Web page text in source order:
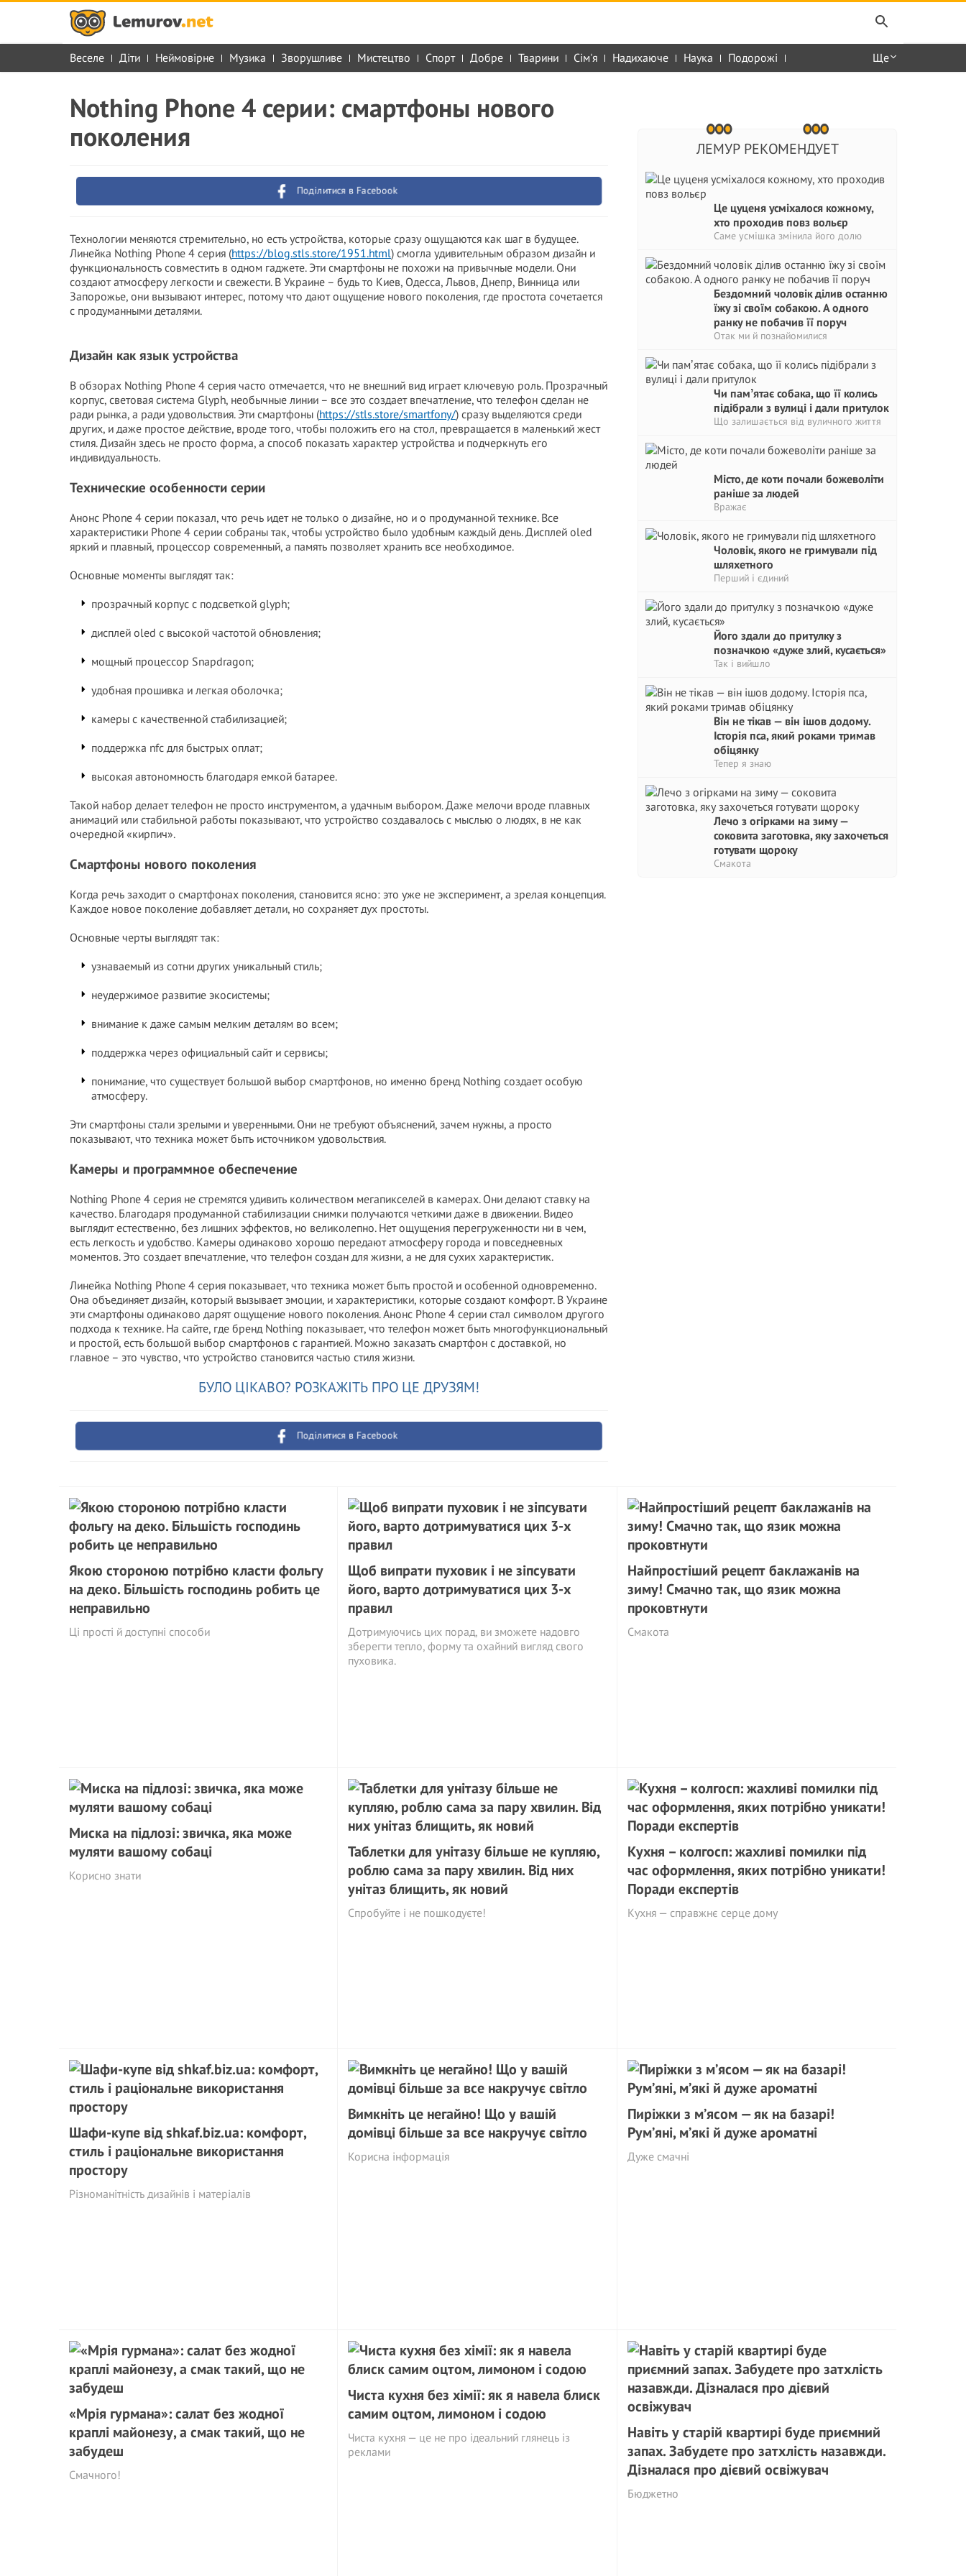
Веселе Діти Неймовірне Музика Зворушливе Мистецтво Спорт Добре Тварини Сім'я Надихаюче Наука Подорожі Ще
ЛЕМУР РЕКОМЕНДУЕТ
Це цуценя усміхалося кожному,
хто проходив повз вольєр
Саме усмішка змінила його долю
Бездомний чоловік ділив останню
їжу зі своїм собакою. А одного
ранку не побачив її поруч
Отак ми й познайомилися
Чи памʼятає собака, що її колись
підібрали з вулиці і дали притулок
Що залишається від вуличного життя
Місто, де коти почали божеволіти
раніше за людей
Вражає
Чоловік, якого не гримували під
шляхетного
Перший і єдиний
Його здали до притулку з
позначкою «дуже злий, кусається»
Так і вийшло
Він не тікав — він ішов додому.
Історія пса, який роками тримав
обіцянку
Тепер я знаю
Лечо з огірками на зиму —
соковита заготовка, яку захочеться
готувати щороку
Смакота
Nothing Phone 4 серии: смартфоны нового
поколения
Поділитися в Facebook
Технологии меняются стремительно, но есть устройства, которые сразу ощущаются как шаг в будущее.
Линейка Nothing Phone 4 серия (https://blog.stls.store/1951.html) смогла удивительным образом дизайн и
функциональность совместить в одном гаджете. Эти смартфоны не похожи на привычные модели. Они
создают атмосферу легкости и свежести. В Украине – будь то Киев, Одесса, Львов, Днепр, Винница или
Запорожье, они вызывают интерес, потому что дают ощущение нового поколения, где простота сочетается
с продуманными деталями.
Дизайн как язык устройства
В обзорах Nothing Phone 4 серия часто отмечается, что не внешний вид играет ключевую роль. Прозрачный
корпус, световая система Glyph, необычные линии – все это создает впечатление, что телефон сделан не
ради рынка, а ради удовольствия. Эти смартфоны (https://stls.store/smartfony/) сразу выделяются среди
других, и даже простое действие, вроде того, чтобы положить его на стол, превращается в маленький жест
стиля. Дизайн здесь не просто форма, а способ показать характер устройства и подчеркнуть его
индивидуальность.
Технические особенности серии
Анонс Phone 4 серии показал, что речь идет не только о дизайне, но и о продуманной технике. Все
характеристики Phone 4 серии собраны так, чтобы устройство было удобным каждый день. Дисплей oled
яркий и плавный, процессор современный, а память позволяет хранить все необходимое.
Основные моменты выглядят так:
прозрачный корпус с подсветкой glyph;
дисплей oled с высокой частотой обновления;
мощный процессор Snapdragon;
удобная прошивка и легкая оболочка;
камеры с качественной стабилизацией;
поддержка nfc для быстрых оплат;
высокая автономность благодаря емкой батарее.
Такой набор делает телефон не просто инструментом, а удачным выбором. Даже мелочи вроде плавных
анимаций или стабильной работы показывают, что устройство создавалось с мыслью о людях, в не как
очередной «кирпич».
Смартфоны нового поколения
Когда речь заходит о смартфонах поколения, становится ясно: это уже не эксперимент, а зрелая концепция.
Каждое новое поколение добавляет детали, но сохраняет дух простоты.
Основные черты выглядят так:
узнаваемый из сотни других уникальный стиль;
неудержимое развитие экосистемы;
внимание к даже самым мелким деталям во всем;
поддержка через официальный сайт и сервисы;
понимание, что существует большой выбор смартфонов, но именно бренд Nothing создает особую
атмосферу.
Эти смартфоны стали зрелыми и уверенными. Они не требуют объяснений, зачем нужны, а просто
показывают, что техника может быть источником удовольствия.
Камеры и программное обеспечение
Nothing Phone 4 серия не стремятся удивить количеством мегапикселей в камерах. Они делают ставку на
качество. Благодаря продуманной стабилизации снимки получаются четкими даже в движении. Видео
выглядит естественно, без лишних эффектов, но великолепно. Нет ощущения перегруженности ни в чем,
есть легкость и удобство. Камеры одинаково хорошо передают атмосферу города и повседневных
моментов. Это создает впечатление, что телефон создан для жизни, а не для сухих характеристик.
Линейка Nothing Phone 4 серия показывает, что техника может быть простой и особенной одновременно.
Она объединяет дизайн, который вызывает эмоции, и характеристики, которые создают комфорт. В Украине
эти смартфоны одинаково дарят ощущение нового поколения. Анонс Phone 4 серии стал символом другого
подхода к технике. На сайте, где бренд Nothing показывает, что телефон может быть многофункциональный
и простой, есть большой выбор смартфонов с гарантией. Можно заказать смартфон с доставкой, но
главное – это чувство, что устройство становится частью стиля жизни.
БУЛО ЦІКАВО? РОЗКАЖІТЬ ПРО ЦЕ ДРУЗЯМ!
Поділитися в Facebook
Якою стороною потрібно класти фольгу
на деко. Більшість господинь робить це
неправильно
Ці прості й доступні способи
Щоб випрати пуховик і не зіпсувати
його, варто дотримуватися цих 3-х
правил
Дотримуючись цих порад, ви зможете надовго
зберегти тепло, форму та охайний вигляд свого
пуховика.
Найпростіший рецепт баклажанів на
зиму! Смачно так, що язик можна
проковтнути
Смакота
Миска на підлозі: звичка, яка може
муляти вашому собаці
Корисно знати
Таблетки для унітазу більше не купляю,
роблю сама за пару хвилин. Від них
унітаз блищить, як новий
Спробуйте і не пошкодуєте!
Кухня – колгосп: жaxливі помилки під
час оформлення, яких потрібно уникати!
Поради експертів
Кухня — справжнє серце дому
Шафи-купе від shkaf.biz.ua: комфорт,
стиль і раціональне використання
простору
Різноманітність дизайнів і матеріалів
Вимкніть це негайно! Що у вашій
домівці більше за все накручує світло
Корисна інформація
Пиріжки з м’ясом — як на базарі!
Рум’яні, м’які й дуже ароматні
Дуже смачні
«Мрія гурмана»: салат без жодної
краплі майонезу, а смак такий, що не
забудеш
Смачного!
Чиста кухня без хімії: як я навела блиск
самим оцтом, лимоном і содою
Чиста кухня — це не про ідеальний глянець із
реклами
Навіть у старій квартирі буде приємний
запах. Забудете про затхлість назавжди.
Дізналася про дієвий освіжувач
Бюджетно